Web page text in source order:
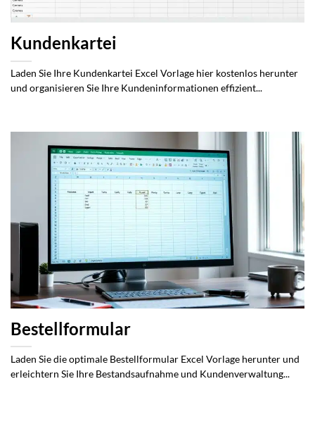
Kundenkartei
Laden Sie Ihre Kundenkartei Excel Vorlage hier kostenlos herunter
und organisieren Sie Ihre Kundeninformationen effizient...
Bestellformular
Laden Sie die optimale Bestellformular Excel Vorlage herunter und
erleichtern Sie Ihre Bestandsaufnahme und Kundenverwaltung...